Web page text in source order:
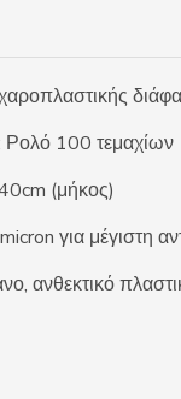
Ρολό 100 τεμαχίων
(μήκος)
για μέγιστη
ανθεκτικό